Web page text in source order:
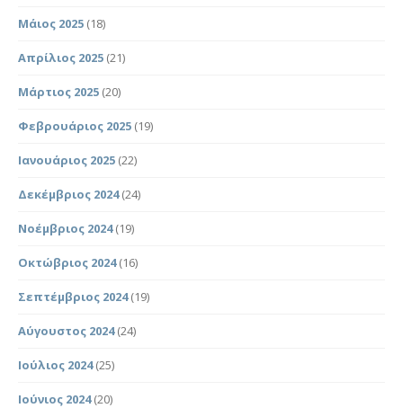
Μάιος 2025 (18)
Απρίλιος 2025 (21)
Μάρτιος 2025 (20)
Φεβρουάριος 2025 (19)
Ιανουάριος 2025 (22)
Δεκέμβριος 2024(24)
Νοέμβριος 2024(19)
Οκτώβριος 2024(16)
Σεπτέμβριος 2024(19)
Αύγουστος 2024(24)
Ιούλιος 2024(25)
Ιούνιος 2024(20)